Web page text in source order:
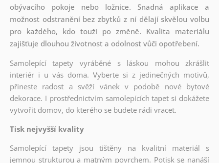
obývacího pokoje nebo ložnice. Snadná aplikace a
možnost odstranění bez zbytků z ní dělají skvělou volbu
pro každého, kdo touží po změně. Kvalita materiálu
zajišťuje dlouhou životnost a odolnost vůči opotřebení.
Samolepící tapety vyráběné s láskou mohou zkrášlit
interiér i u vás doma. Vyberte si z jedinečných motivů,
přineste radost a svěží vánek v podobě nové bytové
dekorace. I prostřednictvím samolepících tapet si dokážete
vytvořit domov, do kterého se budete rádi vracet.
Tisk nejvyšší kvality
Samolepící tapety jsou tištěny na kvalitní materiál s
jemnou strukturou a matným povrchem. Potisk se nanáší